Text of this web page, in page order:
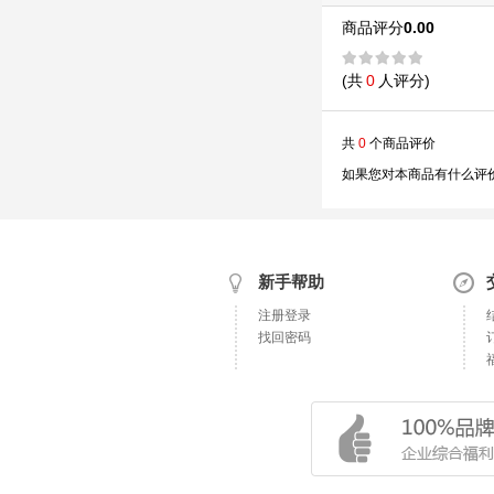
商品评分0.00
(共0 人评分)
共 0 个商品评价
如果您对本商品有什么评
新手帮助
注册登录
找回密码